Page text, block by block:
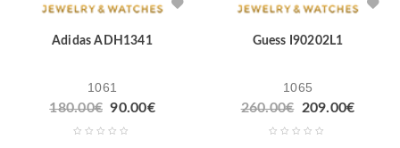
Adidas ADH1341
1061
180.00€ 90.00€
Guess I90202L1
1065
260.00€ 209.00€